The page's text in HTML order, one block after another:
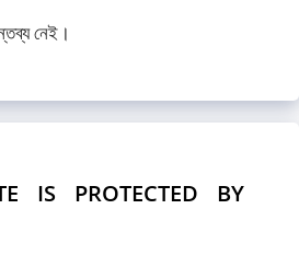
নেই।
IS PROTECTED BY